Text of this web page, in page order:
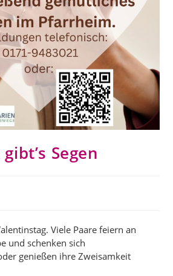
Segen
Viele Paare feiern an
und schenken sich
genießen ihre Zweisamkeit